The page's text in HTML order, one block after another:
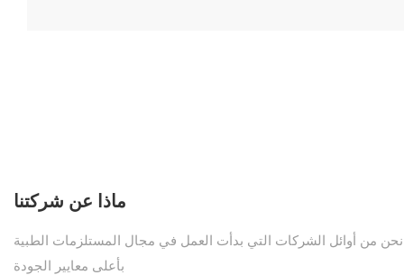
ماذا عن شركتنا
نحن من أوائل الشركات التي بدأت العمل في مجال المستلزمات الطبية
بأعلى معايير الجودة